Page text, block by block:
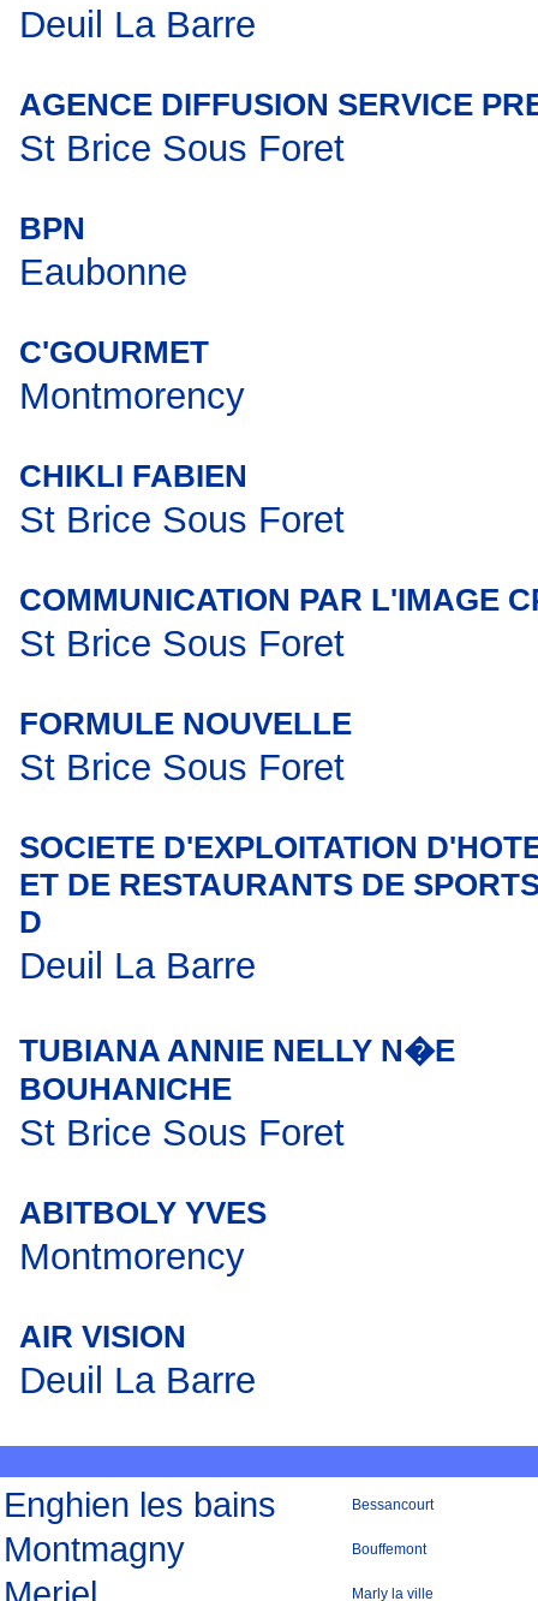
Deuil La Barre
AGENCE DIFFUSION SERVICE
St Brice Sous Foret
BPN
Eaubonne
C'GOURMET
Montmorency
CHIKLI FABIEN
St Brice Sous Foret
COMMUNICATION PAR L'IMAGE
St Brice Sous Foret
FORMULE NOUVELLE
St Brice Sous Foret
SOCIETE D'EXPLOITATION
ET DE RESTAURANTS DE
D
Deuil La Barre
TUBIANA ANNIE NELLY N�E
BOUHANICHE
St Brice Sous Foret
ABITBOLY YVES
Montmorency
AIR VISION
Deuil La Barre
Enghien les bains Bessancourt
Montmagny Bouffemont
Marly la ville